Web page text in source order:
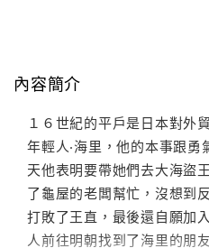
內容簡介
１６世紀的平戶是日本對外
年輕人‧海里，他的本事跟
天他表明要帶她們去大海盜
了龜屋的老闆幫忙，沒想到
打敗了王直，最後還自願加
人前往明朝找到了海里的朋